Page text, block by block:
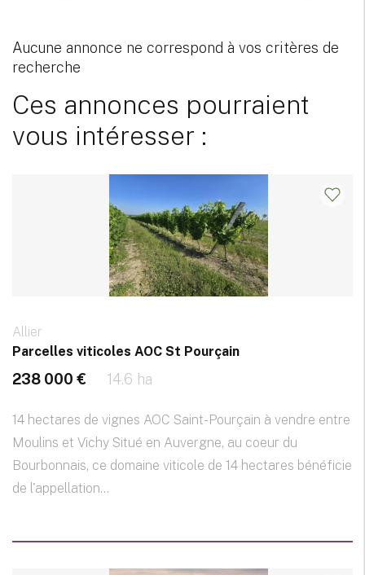
Aucune annonce ne correspond à vos critères de
recherche
Ces annonces pourraient
vous intéresser :
Allier
Parcelles viticoles AOC St Pourçain
238 000 € 14.6 ha
14 hectares de vignes AOC Saint-Pourçain à vendre entre
Moulins et Vichy Situé en Auvergne, au coeur du
Bourbonnais, ce domaine viticole de 14 hectares bénéficie
de l'appellation...